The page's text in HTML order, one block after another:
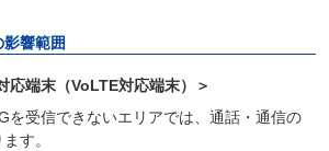
響範囲
応端末（VoLTE対応端末）＞
を受信できないエリアでは、通話・通信の
す。